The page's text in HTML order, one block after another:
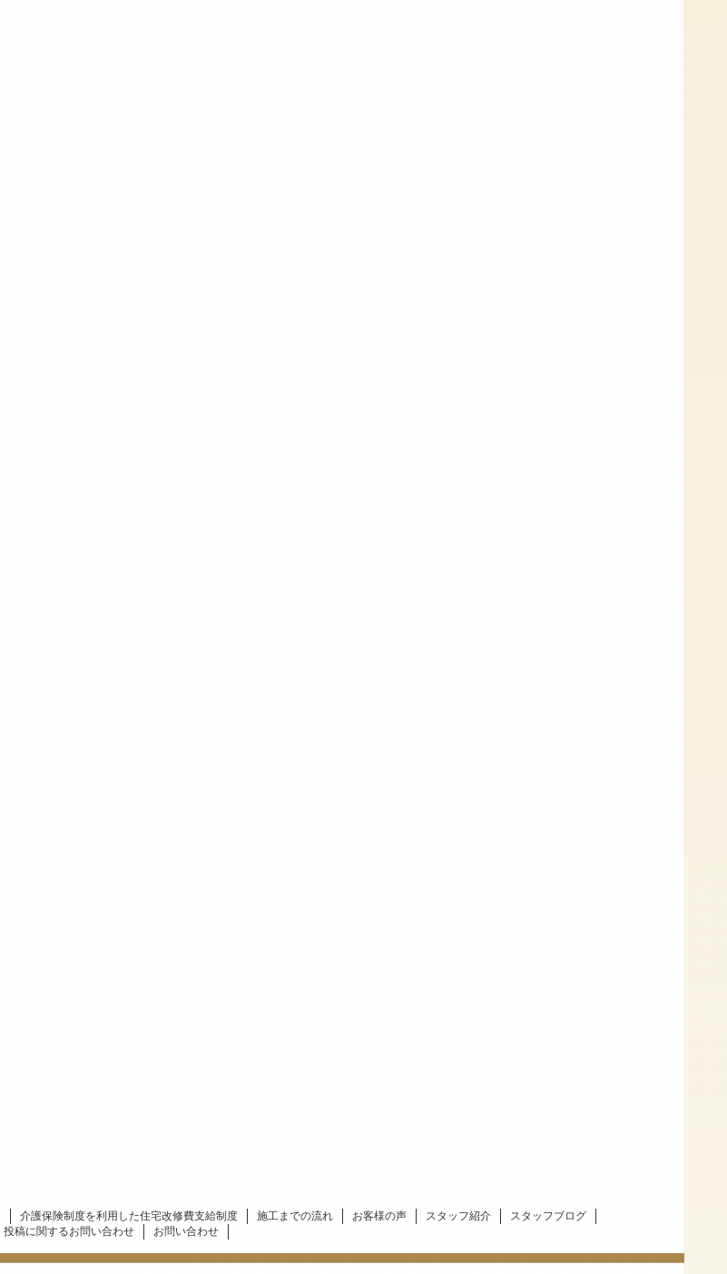
介護保険制度を利用した住宅改修費支給制度 施工までの流れ お客様の声 スタッフ紹介
スタッフブログ
投稿に関するお問い合わせ お問い合わせ